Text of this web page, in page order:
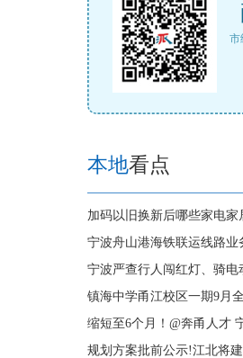
市
本地看点
加码以旧换新后哪些家电家
宁波舟山港海铁联运线路业
宁波严查行人闯红灯、骑
镇海中学甬江校区一期9月
缩短至6个月！@奔甬人才
规划方案批前公示!江北将